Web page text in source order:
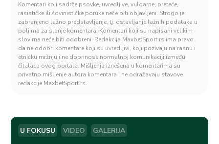
Komentari koji sadrže psovke, uvredljive, vulgarne, preteće,
rasističke ili šovinističke poruke neće biti objavljeni. Strogo je
zabranjeno lažno predstavljanje, tj. ostavljanje lažnih podataka u
poljima za slanje komentara. Komentari koji su napisani velikim
slovima neće biti odobreni. Redakcija MaxbetSport.rs ima pravo
da ne odobri komentare koji su uvredljivi, koji pozivaju na rasnu i
etničku mržnju i ne doprinose normalnoj komunikaciji između
čitalaca ovog portala. Mišljenja iznešena u komentarima su
privatno mišljenje autora komentara i ne odražavaju stavove
redakcije MaxbetSport.rs.
U FOKUSU VIDEO GALERIJA